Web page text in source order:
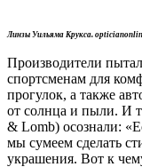
Линзы Уильяма Крукса.
Производители
спортсменам для
прогулок, а также
от солнца и пыли. И
& Lomb) осознали:
мы сумеем сделать
украшения. Вот к